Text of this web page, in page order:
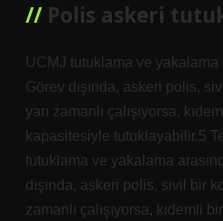
Polis askeri
UCMJ tutuklama ve yakalama
Görev dışında, askeri polis,
yarı zamanlı çalışıyorsa,
kapasitesiyle tutuklayabilir.5
tutuklama ve yakalama
dışında, askeri polis, sivil bir
zamanlı çalışıyorsa, kıdemli